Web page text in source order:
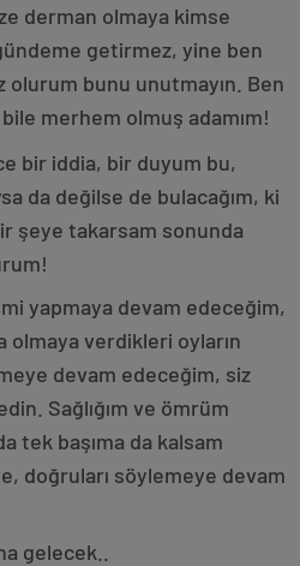
derman olmaya kimse
getirmez, yine ben
bunu unutmayın. Ben
bile merhem olmuş adamım!
bir iddia, bir duyum bu,
da değilse de bulacağım, ki
şeye takarsam sonunda
yapmaya devam edeceğim,
olmaya verdikleri oyların
devam edeceğim, siz
Sağlığım ve ömrüm
tek başıma da kalsam
doğruları söylemeye devam
gelecek..